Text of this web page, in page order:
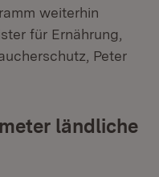
weiterhin
für Ernährung,
Peter
ländliche